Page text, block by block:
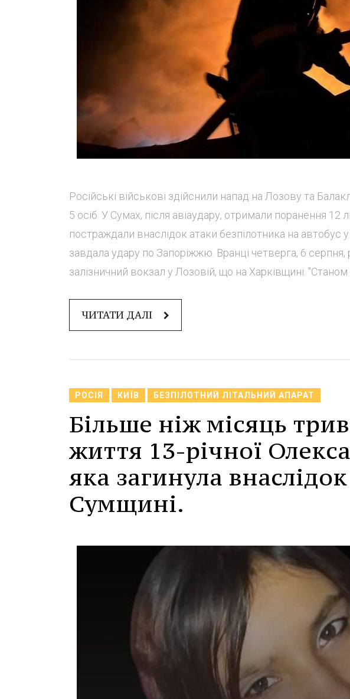
Російські військові здійснили напад на Лозову та
5 осіб. У Сумах, після авіаудару, отримали поранення
постраждали внаслідок атаки безпілотника на автобус
завдала удару по Запоріжжю. Вранці четверга, 6 серпня,
залізничний вокзал у Лозовій, що на Харківщині. "Станом
ЧИТАТИ ДАЛІ
РОСІЯ КИЇВ БЕЗПІЛОТНИЙ ЛІТАЛЬНИЙ АПАРАТ
Більше ніж місяць
життя 13-річної
яка загинула
Сумщині.